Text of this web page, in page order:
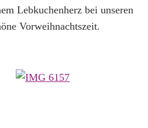
Lebkuchenherz bei unseren
Vorweihnachtszeit.